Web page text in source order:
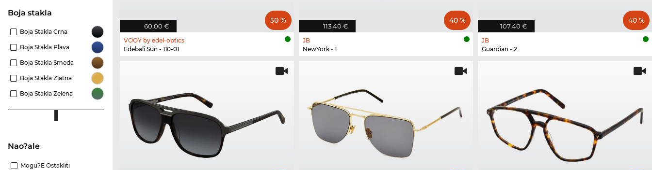
Boja stakla
Boja Stakla Crna
Boja Stakla Plava
Boja Stakla Smeđa
Boja Stakla Zlatna
Boja Stakla Zelena
Nao?ale
Mogu?e Ostakliti
60,00 €
50 %
VOOY by edel-optics
Edebali Sun - 110-01
113,40 €
40 %
JB
NewYork - 1
107,40 €
40 %
JB
Guardian - 2